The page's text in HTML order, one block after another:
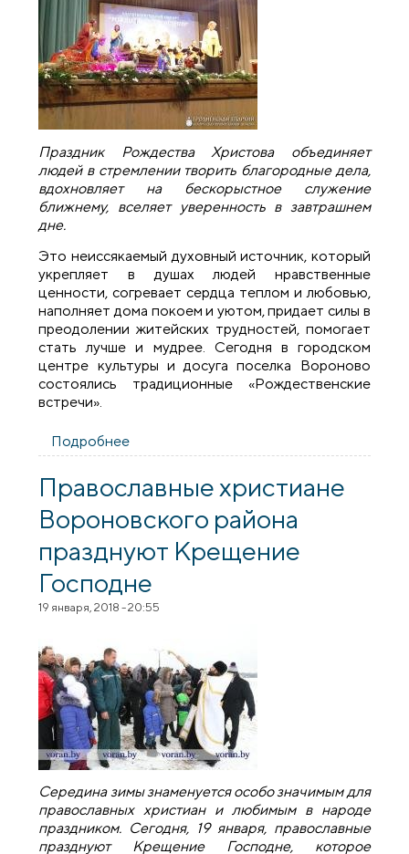
Праздник Рождества Христова объединяет
людей в стремлении творить благородные дела,
вдохновляет на бескорыстное служение
ближнему, вселяет уверенность в завтрашнем
дне.
Это неиссякаемый духовный источник, который
укрепляет в душах людей нравственные
ценности, согревает сердца теплом и любовью,
наполняет дома покоем и уютом, придает силы в
преодолении житейских трудностей, помогает
стать лучше и мудрее. Сегодня в городском
центре культуры и досуга поселка Вороново
состоялись традиционные «Рождественские
встречи».
Подробнее
встречи» прошли в Вороново
Православные христиане
Вороновского района
празднуют Крещение
Господне
19 января, 2018 - 20:55
Середина зимы знаменуется особо значимым для
православных христиан и любимым в народе
праздником. Сегодня, 19 января, православные
празднуют Крещение Господне, которое